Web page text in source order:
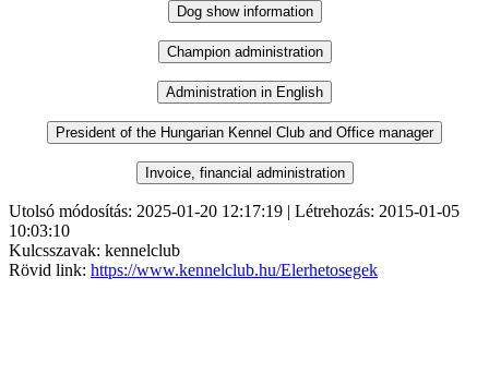
Utolsó módosítás: 2025-01-20 12:17:19 | Létrehozás: 2015-01-05
10:03:10
Kulcsszavak: kennelclub
Rövid link: https://www.kennelclub.hu/Elerhetosegek